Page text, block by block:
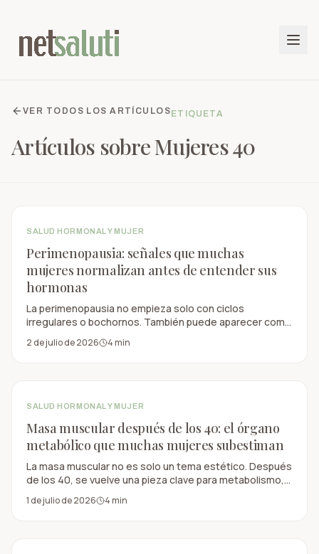
VER TODOS LOS ARTÍCULOS ETIQUETA
Artículos sobreMujeres 40
SALUD HORMONAL Y MUJER
Perimenopausia: señales que muchas
mujeres normalizan antes de entender sus
hormonas
La perimenopausia no empieza solo con ciclos
irregulares o bochornos. También puede aparecer como
cambios de sueño, ánimo, energía, concentración,
sensibilidad al alcohol o grasa abdominal.
2 de julio de 2026 4min
SALUD HORMONAL Y MUJER
Masa muscular después de los 40: el órgano
metabólico que muchas mujeres subestiman
La masa muscular no es solo un tema estético. Después
de los 40, se vuelve una pieza clave para metabolismo,
glucosa, huesos, fuerza, independencia y longevidad
funcional.
1 de julio de 2026 4min